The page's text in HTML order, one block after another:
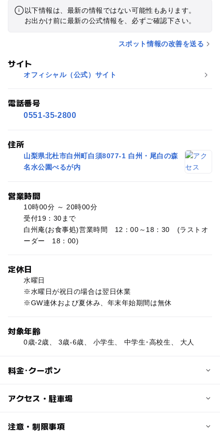
以下情報は、最新の情報ではない可能性もあります。
お出かけ前に最新の公式情報を、必ずご確認下さい。
スポット情報の改善を送る
サイト
オフィシャル（公式）サイト
電話番号
0551-35-2800
住所
山梨県北杜市白州町白須8077-1 白州・尾白の森
名水公園べるが内
営業時間
10時00分 ～ 20時00分
受付19：30まで
白州庵(お食事処)営業時間 12：00～18：30 (ラストオ
ーダー 18：00)
定休日
水曜日
※水曜日が祝日の場合は翌日休業
※GW連休および夏休み、年末年始期間は無休
対象年齢
0歳-2歳、 3歳-6歳、 小学生、 中学生･高校生、 大人
料金･クーポン
子供の料金
べるか尾白の森キャンプ場利用者320円
アクセス・駐車場
交通アクセス
注意・制限事項